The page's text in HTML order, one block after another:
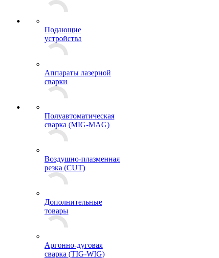
Подающие
устройства
Аппараты лазерной
сварки
Полуавтоматическая
сварка (MIG-MAG)
Воздушно-плазменная
резка (CUT)
Дополнительные
товары
Аргонно-дуговая
сварка (TIG-WIG)